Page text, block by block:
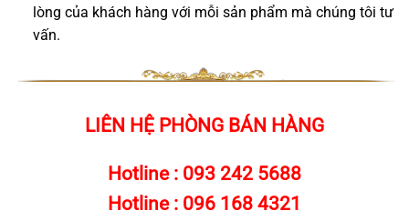
lòng của khách hàng với mỗi sản phẩm mà chúng tôi tư
vấn.
LIÊN HỆ PHÒNG BÁN HÀNG
Hotline : 093 242 5688
Hotline : 096 168 4321